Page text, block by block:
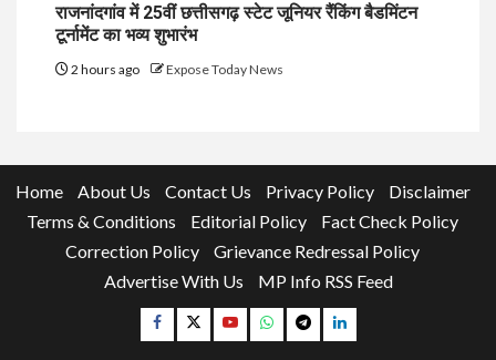
राजनांदगांव में 25वीं छत्तीसगढ़ स्टेट जूनियर रैंकिंग बैडमिंटन
टूर्नामेंट का भव्य शुभारंभ
2 hours ago Expose Today News
Home About Us Contact Us Privacy Policy
Disclaimer
Terms & Conditions
Editorial Policy
Fact Check Policy
Correction Policy
Grievance Redressal Policy
Advertise With Us
MP Info RSS Feed
Facebook
TwitterYouTubeWhatsapp
TelegramLinkedin